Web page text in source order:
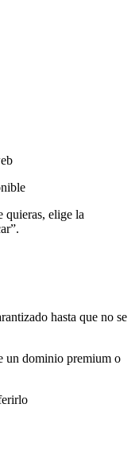
quieras, elige la
hasta que no se
un dominio premium o